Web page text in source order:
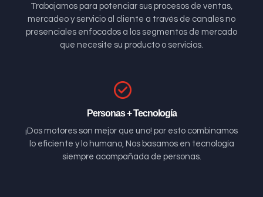
Trabajamos para potenciar sus procesos de ventas,
mercadeo y servicio al cliente a través de canales no
presenciales enfocados a los segmentos de mercado
que necesite su producto o servicios.
Personas + Tecnología
¡Dos motores son mejor que uno! por esto combinamos
lo eficiente y lo humano, Nos basamos en tecnología
siempre acompañada de personas.